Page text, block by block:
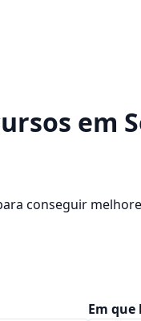
em
conseguir
Em